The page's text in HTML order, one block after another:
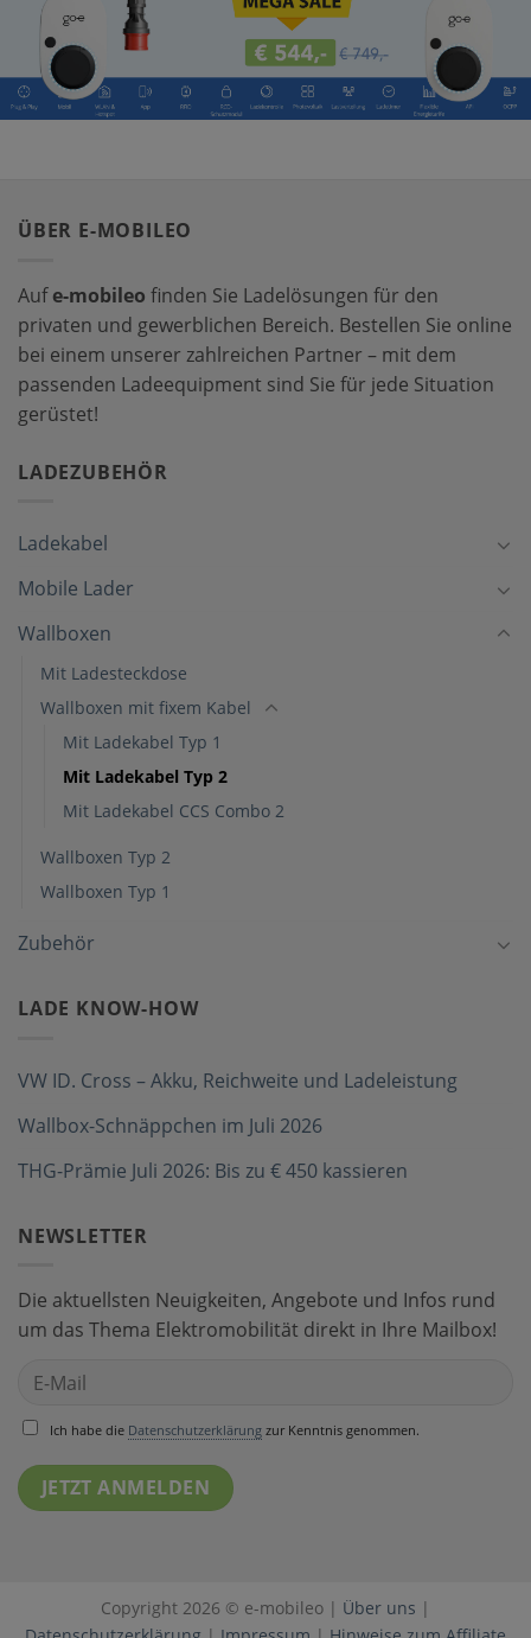
ÜBER E-MOBILEO
Aufe-mobileo finden Sie Ladelösungen für den
privaten und gewerblichen Bereich. Bestellen Sie online
bei einem unserer zahlreichen Partner – mit dem
passenden Ladeequipment sind Sie für jede Situation
gerüstet!
LADEZUBEHÖR
Ladekabel
Mobile Lader
Wallboxen
Mit Ladesteckdose
Wallboxen mit fixem Kabel
Mit Ladekabel Typ 1
Mit Ladekabel Typ 2
Mit Ladekabel CCS Combo 2
Wallboxen Typ 2
Wallboxen Typ 1
Zubehör
LADE KNOW-HOW
VW ID. Cross – Akku, Reichweite und Ladeleistung
Wallbox-Schnäppchen im Juli 2026
THG-Prämie Juli 2026: Bis zu € 450 kassieren
NEWSLETTER
Die aktuellsten Neuigkeiten, Angebote und Infos rund
um das Thema Elektromobilität direkt in Ihre Mailbox!
Ich habe die Datenschutzerklärungzur Kenntnis genommen.
Copyright 2026 © e-mobileo | Über uns |